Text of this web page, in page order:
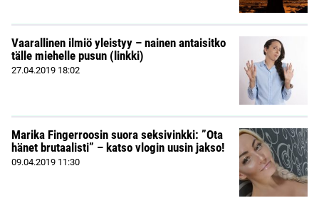
Vaarallinen ilmiö yleistyy – nainen antaisitko
tälle miehelle pusun (linkki)
27.04.2019 18:02
Marika Fingerroosin suora seksivinkki: ”Ota
hänet brutaalisti” – katso vlogin uusin jakso!
09.04.2019 11:30